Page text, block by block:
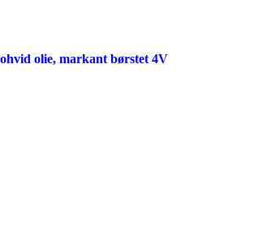
olie, markant børstet 4V